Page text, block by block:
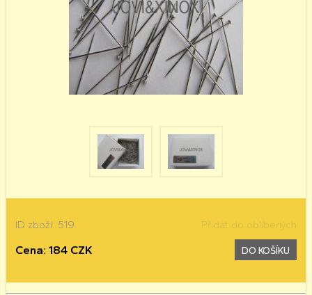
ID zboží: 519 Přidat do oblíbených
Cena: 184 CZK DO KOŠÍKU